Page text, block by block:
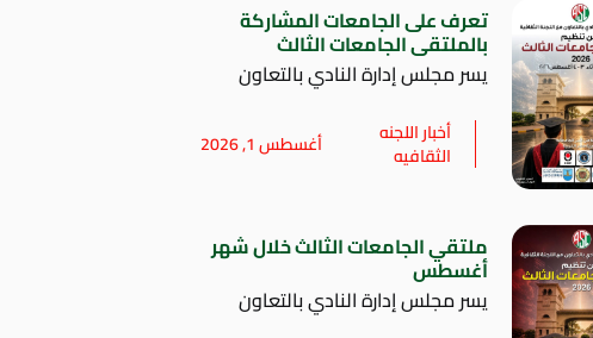
تعرف على الجامعات المشاركة
بالملتقى الجامعات الثالث
يسر مجلس إدارة النادي بالتعاون
أخبار اللجنه
الثقافيه أغسطس 1, 2026
ملتقي الجامعات الثالث خلال شهر
أغسطس
يسر مجلس إدارة النادي بالتعاون